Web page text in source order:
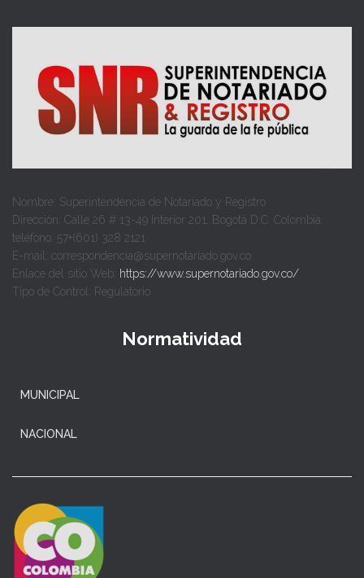
Nombre: Superintendencia de Notariado y Registro
Dirección: Calle 26 # 13-49 Interior 201, Bogotá D.C. Colombia.
teléfono: 57+(601) 328 2121
E-mail: correspondencia@supernotariado.gov.co
Enlace del sitio Web: https://www.supernotariado.gov.co/
Tipo de Control: Regulatorio
Normatividad
MUNICIPAL
NACIONAL